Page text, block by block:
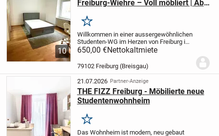
10
Freiburg-Wiehre – Voll möbliert | Ab
Merken
Willkommen in einer aussergewöhnlichen
Studenten-WG im Herzen von Freiburg im
Breisgau – ideal für Studierende, die
stilvolles Wohnen, eine ruhige
Atmosphäre und eine exzellente Lage
miteinander...
650,00 €Nettokaltmiete
79102 Freiburg (Breisgau)
21.07.2026 Partner-Anzeige
THE FIZZ Freiburg - Möbilierte neue
Studentenwohnheim
Merken
Das Wohnheim ist modern, neu gebaut